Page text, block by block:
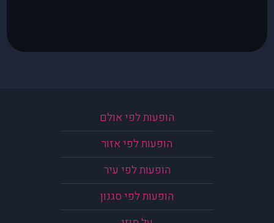
הופעות לפי אולם
הופעות לפי אזור
הופעות לפי עיר
הופעות לפי סגנון